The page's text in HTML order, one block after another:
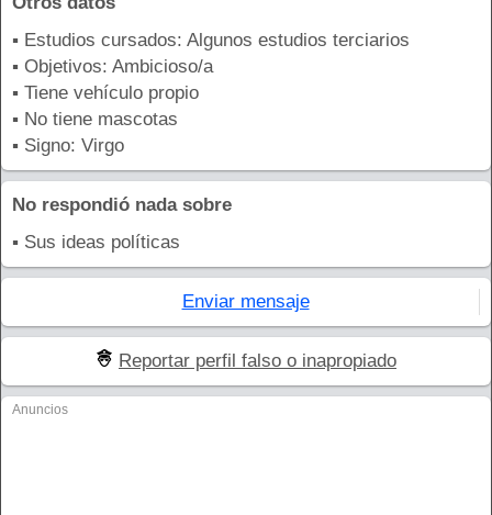
▪ Estudios cursados: Algunos estudios terciarios
▪ Objetivos: Ambicioso/a
▪ Tiene vehículo propio
▪ No tiene mascotas
▪ Signo: Virgo
No respondió nada sobre
▪ Sus ideas políticas
Enviar mensaje
Reportar perfil falso o inapropiado
Anuncios